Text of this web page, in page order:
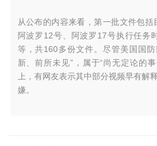
从公布的内容来看，第一批文件包括
阿波罗12号、阿波罗17号执行任务
等，共160多份文件。尽管美国国
新、前所未见”，属于“尚无定论的
上，有网友表示其中部分视频早有解
嫌。